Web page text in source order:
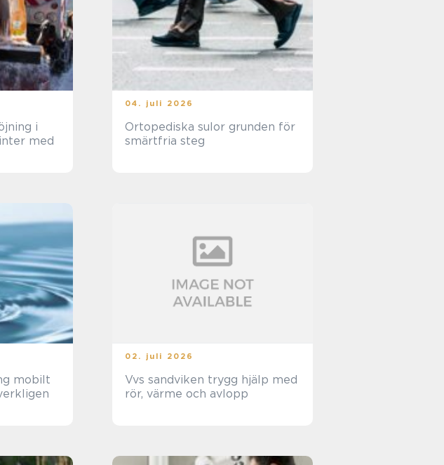
i
med
04. juli 2026
Ortopediska sulor grunden för
smärtfria steg
02. juli 2026
Vvs sandviken trygg hjälp med
rör, värme och avlopp